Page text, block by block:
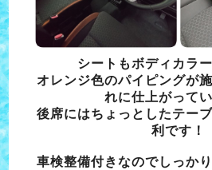
シートもボディカラ
オレンジ色のパイピングが
れに仕上がって
後席にはちょっとしたテー
利です！
車検整備付きなのでしっか